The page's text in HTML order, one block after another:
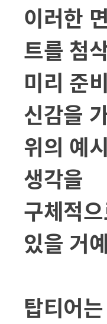
이러한
트를 첨
미리 준
신감을
위의 예
생각을
구체적
있을 거
탑티어